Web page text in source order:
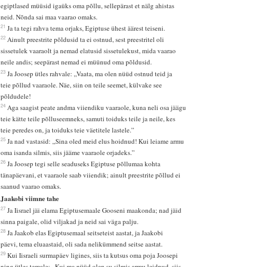
egiptlased müüsid igaüks oma põllu, sellepärast et nälg ahistas
neid. Nõnda sai maa vaarao omaks.
21 Ja ta tegi rahva tema orjaks, Egiptuse ühest äärest teiseni.
22 Ainult preestrite põldusid ta ei ostnud, sest preestritel oli
sissetulek vaaraolt ja nemad elatusid sissetulekust, mida vaarao
neile andis; seepärast nemad ei müünud oma põldusid.
23 Ja Joosep ütles rahvale: „Vaata, ma olen nüüd ostnud teid ja
teie põllud vaaraole. Näe, siin on teile seemet, külvake see
põldudele!
24 Aga saagist peate andma viiendiku vaaraole, kuna neli osa jäägu
teie kätte teile põlluseemneks, samuti toiduks teile ja neile, kes
teie peredes on, ja toiduks teie väetitele lastele.”
25 Ja nad vastasid: „Sina oled meid elus hoidnud! Kui leiame armu
oma isanda silmis, siis jääme vaaraole orjadeks.”
26 Ja Joosep tegi selle seaduseks Egiptuse põllumaa kohta
tänapäevani, et vaaraole saab viiendik; ainult preestrite põllud ei
saanud vaarao omaks.
Jaakobi viimne tahe
27 Ja Iisrael jäi elama Egiptusemaale Gooseni maakonda; nad jäid
sinna paigale, olid viljakad ja neid sai väga palju.
28 Ja Jaakob elas Egiptusemaal seitseteist aastat, ja Jaakobi
päevi, tema eluaastaid, oli sada nelikümmend seitse aastat.
29 Kui Iisraeli surmapäev ligines, siis ta kutsus oma poja Joosepi